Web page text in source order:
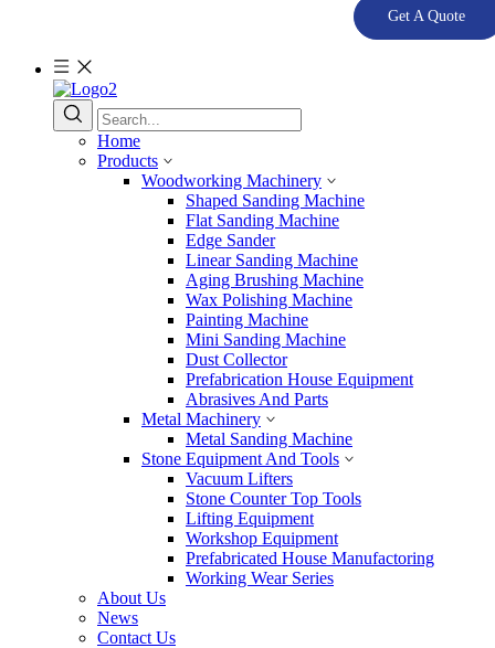
Get A Quote
Home
Products
Woodworking Machinery
Shaped Sanding Machine
Flat Sanding Machine
Edge Sander
Linear Sanding Machine
Aging Brushing Machine
Wax Polishing Machine
Painting Machine
Mini Sanding Machine
Dust Collector
Prefabrication House Equipment
Abrasives And Parts
Metal Machinery
Metal Sanding Machine
Stone Equipment And Tools
Vacuum Lifters
Stone Counter Top Tools
Lifting Equipment
Workshop Equipment
Prefabricated House Manufactoring
Working Wear Series
About Us
News
Contact Us